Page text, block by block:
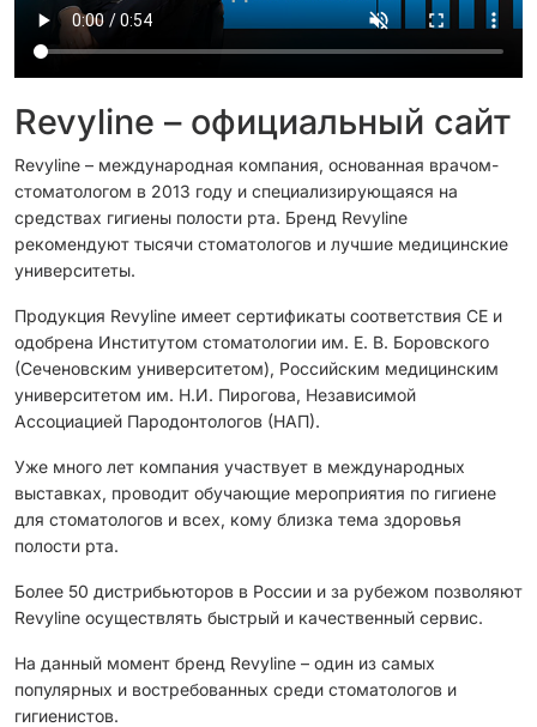
Revyline – официальный сайт
Revyline – международная компания, основанная врачом-
стоматологом в 2013 году и специализирующаяся на
средствах гигиены полости рта. Бренд Revyline
рекомендуют тысячи стоматологов и лучшие медицинские
университеты.
Продукция Revyline имеет сертификаты соответствия CЕ и
одобрена Институтом стоматологии им. Е. В. Боровского
(Сеченовским университетом), Российским медицинским
университетом им. Н.И. Пирогова, Независимой
Ассоциацией Пародонтологов (НАП).
Уже много лет компания участвует в международных
выставках, проводит обучающие мероприятия по гигиене
для стоматологов и всех, кому близка тема здоровья
полости рта.
Более 50 дистрибьюторов в России и за рубежом позволяют
Revyline осуществлять быстрый и качественный сервис.
На данный момент бренд Revyline – один из самых
популярных и востребованных среди стоматологов и
гигиенистов.